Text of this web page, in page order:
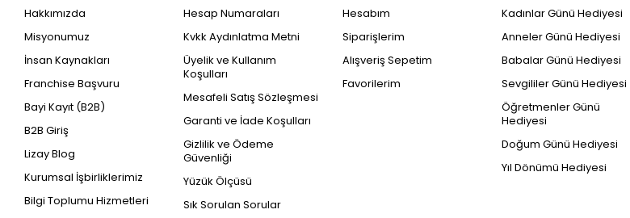
Hakkımızda
Misyonumuz
İnsan Kaynakları
Franchise Başvuru
Bayi Kayıt (B2B)
B2B Giriş
Lizay Blog
Kurumsal İşbirliklerimiz
Bilgi Toplumu Hizmetleri
Hesap Numaraları
Kvkk Aydınlatma Metni
Üyelik ve Kullanım
Koşulları
Mesafeli Satış Sözleşmesi
Garanti ve İade Koşulları
Gizlilik ve Ödeme
Güvenliği
Yüzük Ölçüsü
Sık Sorulan Sorular
Hesabım
Siparişlerim
Alışveriş Sepetim
Favorilerim
Kadınlar Günü Hediyesi
Anneler Günü Hediyesi
Babalar Günü Hediyesi
Sevgililer Günü Hediyesi
Öğretmenler Günü
Hediyesi
Doğum Günü Hediyesi
Yıl Dönümü Hediyesi